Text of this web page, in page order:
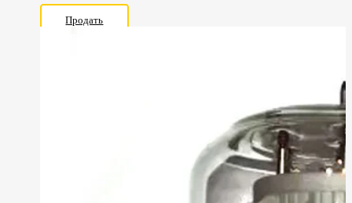
Продать